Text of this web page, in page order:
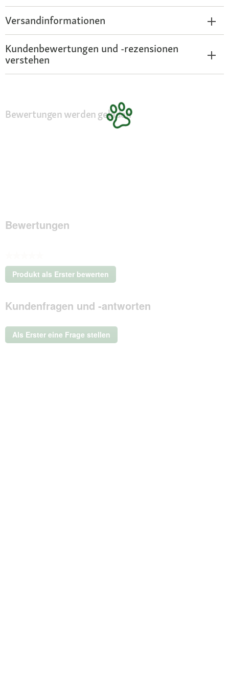
Versandinformationen
Kundenbewertungen und -rezensionen
verstehen
Bewertungen werden geladen
Bewertungen
Kein
Beurteilungswert
Produkt als Erster bewerten
.
dieser
Aktion
ein
modales
Kundenfragen und -antworten
Als Erster eine Frage stellen